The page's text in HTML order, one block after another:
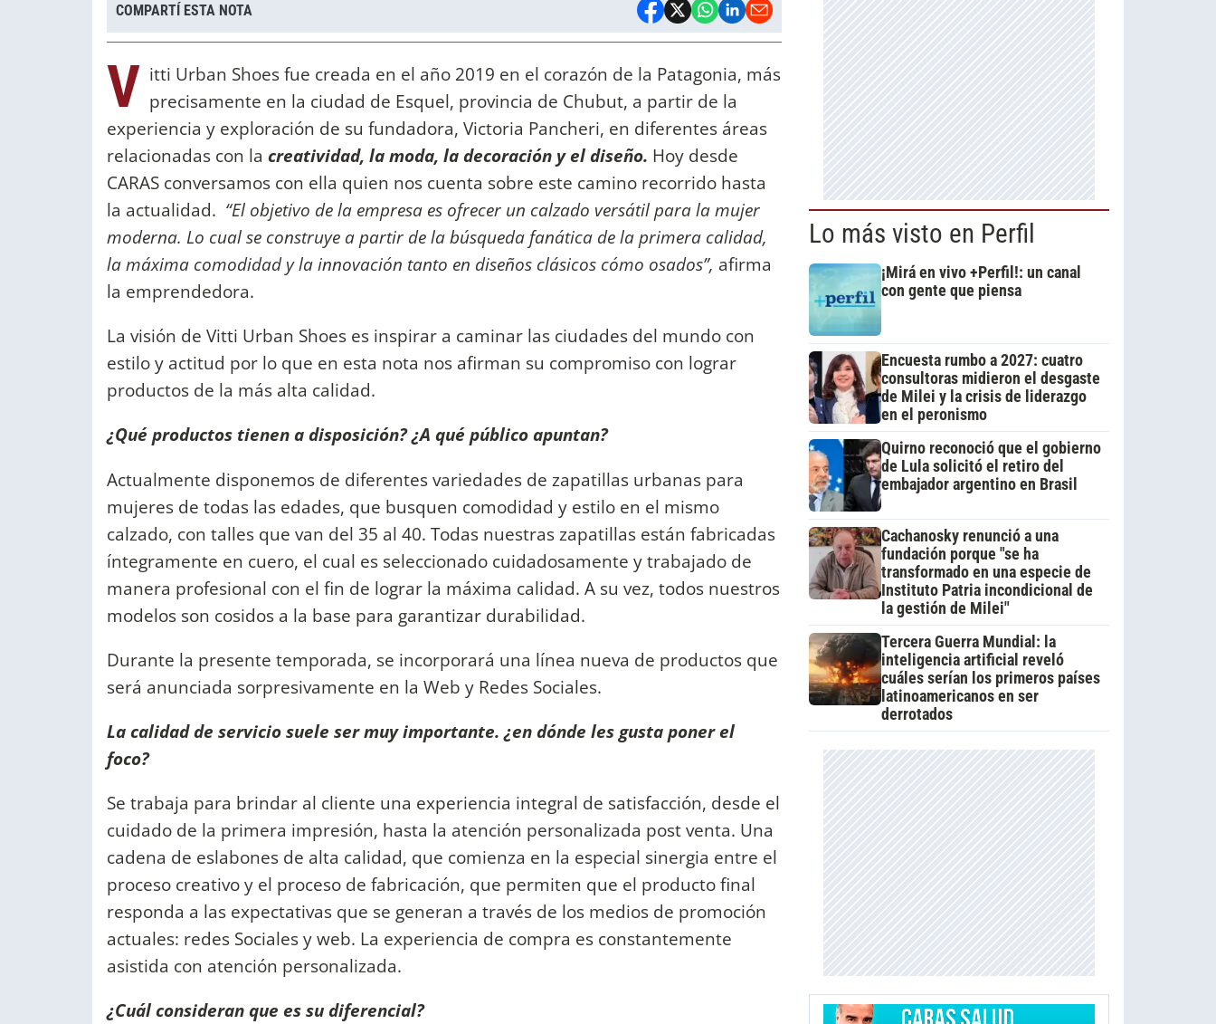
COMPARTÍ ESTA NOTA
V itti Urban Shoes fue creada en el año 2019 en el corazón de la Patagonia, más
precisamente en la ciudad de Esquel, provincia de Chubut, a partir de la
experiencia y exploración de su fundadora, Victoria Pancheri, en diferentes áreas
relacionadas con la creatividad, la moda, la decoración y el diseño. Hoy desde
CARAS conversamos con ella quien nos cuenta sobre este camino recorrido hasta
la actualidad. “El objetivo de la empresa es ofrecer un calzado versátil para la mujer
moderna. Lo cual se construye a partir de la búsqueda fanática de la primera calidad,
la máxima comodidad y la innovación tanto en diseños clásicos cómo osados”, afirma
la emprendedora.
La visión de Vitti Urban Shoes es inspirar a caminar las ciudades del mundo con
estilo y actitud por lo que en esta nota nos afirman su compromiso con lograr
productos de la más alta calidad.
¿Qué productos tienen a disposición? ¿A qué público apuntan?
Actualmente disponemos de diferentes variedades de zapatillas urbanas para
mujeres de todas las edades, que busquen comodidad y estilo en el mismo
calzado, con talles que van del 35 al 40. Todas nuestras zapatillas están fabricadas
íntegramente en cuero, el cual es seleccionado cuidadosamente y trabajado de
manera profesional con el fin de lograr la máxima calidad. A su vez, todos nuestros
modelos son cosidos a la base para garantizar durabilidad.
Durante la presente temporada, se incorporará una línea nueva de productos que
será anunciada sorpresivamente en la Web y Redes Sociales.
La calidad de servicio suele ser muy importante. ¿en dónde les gusta poner el
foco?
Se trabaja para brindar al cliente una experiencia integral de satisfacción, desde el
cuidado de la primera impresión, hasta la atención personalizada post venta. Una
cadena de eslabones de alta calidad, que comienza en la especial sinergia entre el
proceso creativo y el proceso de fabricación, que permiten que el producto final
responda a las expectativas que se generan a través de los medios de promoción
actuales: redes Sociales y web. La experiencia de compra es constantemente
asistida con atención personalizada.
¿Cuál consideran que es su diferencial?
Lo más visto en Perfil
¡Mirá en vivo +Perfil!: un canal
con gente que piensa
Encuesta rumbo a 2027: cuatro
consultoras midieron el desgaste
de Milei y la crisis de liderazgo
en el peronismo
Quirno reconoció que el gobierno
de Lula solicitó el retiro del
embajador argentino en Brasil
Cachanosky renunció a una
fundación porque "se ha
transformado en una especie de
Instituto Patria incondicional de
la gestión de Milei"
Tercera Guerra Mundial: la
inteligencia artificial reveló
cuáles serían los primeros países
latinoamericanos en ser
derrotados